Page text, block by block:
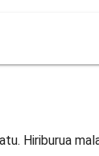
Hiriburua